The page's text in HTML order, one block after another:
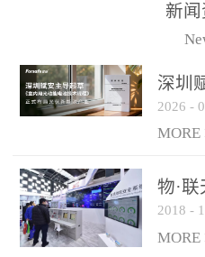
火灾隐患多。一旦发生火
传统的火灾关测器无法被
及时缺发，不能及早发现
和有效扑救火火，这不仅
力和闲难，同时也将造成
巨大的经济损失和社会影
响，基至还会造成人员伤
亡。图像型火灾探测器正
新
深圳
光动
布局
2026 -
MORE
物·
赋安
满落
2018 -
MORE